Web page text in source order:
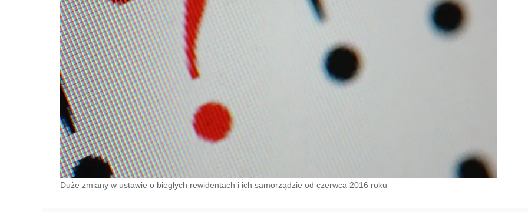
Duże zmiany w ustawie o biegłych rewidentach i ich samorządzie od czerwca 2016 roku